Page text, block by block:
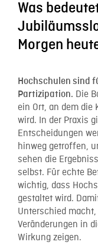
Was
Morgen
Hochschulen sind
Partizipation. Die
ein Ort, an dem die
wird. In der Praxis
Entscheidungen
hinweg getroffen,
sehen die
selbst. Für echte
wichtig, dass
gestaltet wird.
Unterschied
Veränderungen in
Wirkung zeigen.